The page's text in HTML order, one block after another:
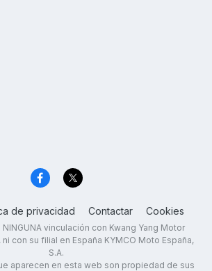
de privacidad Contactar Cookies
vinculación con Kwang Yang Motor
ni con su filial en España KYMCO Moto España,
S.A.
aparecen en esta web son propiedad de sus